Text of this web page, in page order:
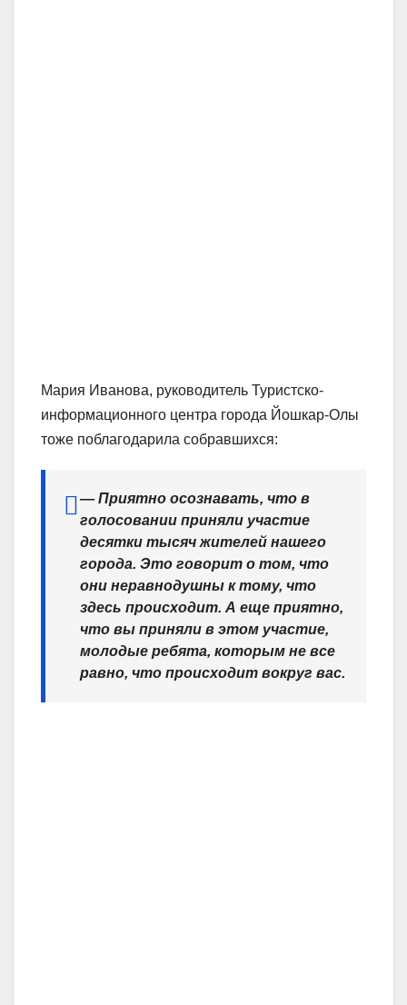
Мария Иванова, руководитель Туристско-
информационного центра города Йошкар-Олы
тоже поблагодарила собравшихся:
— Приятно осознавать, что в
голосовании приняли участие
десятки тысяч жителей нашего
города. Это говорит о том, что
они неравнодушны к тому, что
здесь происходит. А еще приятно,
что вы приняли в этом участие,
молодые ребята, которым не все
равно, что происходит вокруг вас.